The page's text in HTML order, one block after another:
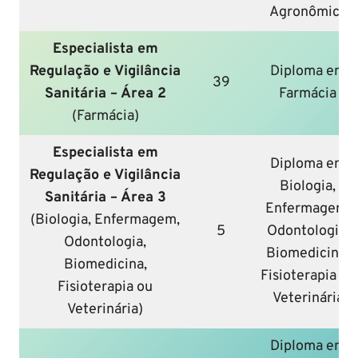
Agronômica
Especialista em
Regulação e Vigilância
Sanitária – Área 2
(Farmácia)
39
Diploma em
Farmácia
Especialista em
Regulação e Vigilância
Sanitária – Área 3
(Biologia, Enfermagem,
Odontologia,
Biomedicina,
Fisioterapia ou
Veterinária)
5
Diploma em
Biologia,
Enfermagem,
Odontologia,
Biomedicina,
Fisioterapia ou
Veterinária
Diploma em